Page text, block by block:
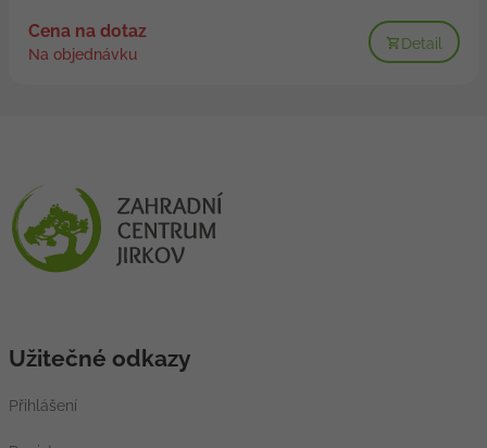
Cena na dotaz
Na objednávku
Detail
Užitečné odkazy
Přihlášení